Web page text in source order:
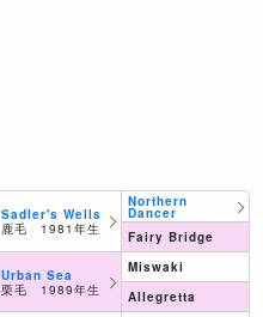
Sadler's Wells
鹿毛 1981年生
Urban Sea
栗毛 1989年生
Northern
Dancer
Fairy Bridge
Miswaki
Allegretta